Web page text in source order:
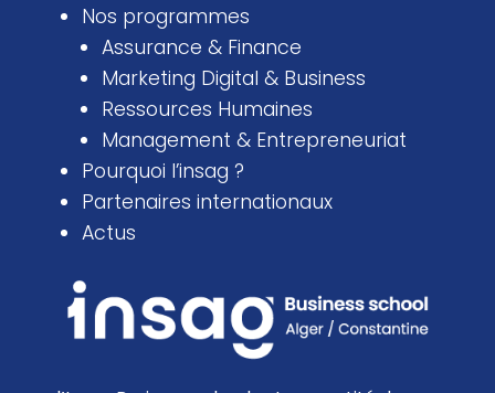
Nos programmes
Assurance & Finance
Marketing Digital & Business
Ressources Humaines
Management & Entrepreneuriat
Pourquoi l’insag ?
Partenaires internationaux
Actus